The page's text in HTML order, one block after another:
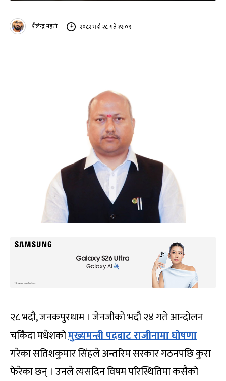
शैलेन्द्र महतो २०८२ भदौ २८ गते १२:०९
२८ भदौ, जनकपुरधाम । जेनजीको भदौ २४ गते आन्दोलन
चर्किंदा मधेशकोमुख्यमन्त्री पदबाट राजीनामा घोषणा
गरेका सतिशकुमार सिंहले अन्तरिम सरकार गठनपछि कुरा
फेरेका छन् । उनले त्यसदिन विषम परिस्थितिमा कसैको